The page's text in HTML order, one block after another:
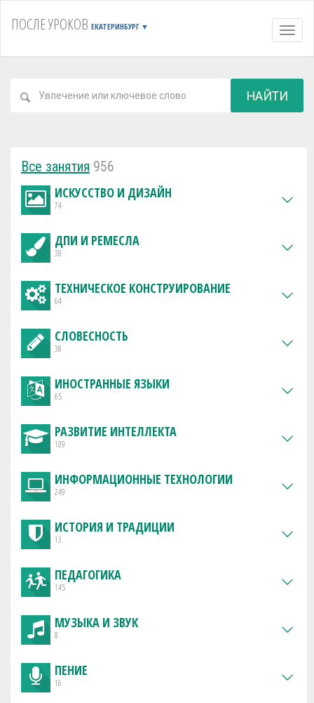
ПОСЛЕ УРОКОВ ЕКАТЕРИНБУРГ ▼
НАЙТИ
Все занятия 956
ИСКУССТВО И ДИЗАЙН
74
ДПИ И РЕМЕСЛА
38
ТЕХНИЧЕСКОЕ КОНСТРУИРОВАНИЕ
64
СЛОВЕСНОСТЬ
38
ИНОСТРАННЫЕ ЯЗЫКИ
65
РАЗВИТИЕ ИНТЕЛЛЕКТА
109
ИНФОРМАЦИОННЫЕ ТЕХНОЛОГИИ
249
ИСТОРИЯ И ТРАДИЦИИ
13
ПЕДАГОГИКА
145
МУЗЫКА И ЗВУК
8
ПЕНИЕ
16